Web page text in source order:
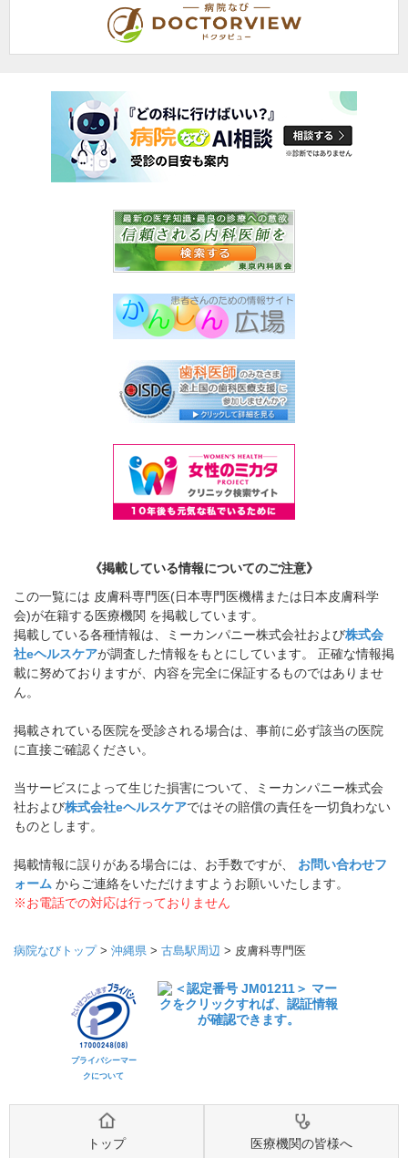
《掲載している情報についてのご注意》
この一覧には 皮膚科専門医(日本専門医機構または日本皮膚科学
会)が在籍する医療機関 を掲載しています。
掲載している各種情報は、ミーカンパニー株式会社および株式会
社eヘルスケアが調査した情報をもとにしています。 正確な情報掲
載に努めておりますが、内容を完全に保証するものではありませ
ん。
掲載されている医院を受診される場合は、事前に必ず該当の医院
に直接ご確認ください。
当サービスによって生じた損害について、ミーカンパニー株式会
社および株式会社eヘルスケアではその賠償の責任を一切負わない
ものとします。
掲載情報に誤りがある場合には、お手数ですが、 お問い合わせフ
ォーム からご連絡をいただけますようお願いいたします。
※お電話での対応は行っておりません
病院なびトップ> 沖縄県 > 古島駅周辺 > 皮膚科専門医
プライバシーマー
クについて
トップ 医療機関の皆様へ